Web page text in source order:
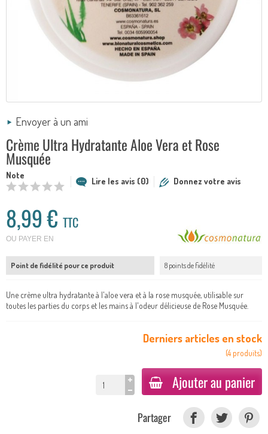
Envoyer à un ami
Crème Ultra Hydratante Aloe Vera et Rose
Musquée
Note
Lire les avis (0) Donnez votre avis
8,99 € TTC
OU PAYER EN
Point de fidélité pour ce produit 8 points de fidélité
Une crème ultra hydratante à l'aloe vera et à la rose musquée, utilisable sur
toutes les parties du corps et les mains à l'odeur délicieuse de Rose Musquée.
Derniers articles en stock
(4 produits)
Ajouter au panier
Partager